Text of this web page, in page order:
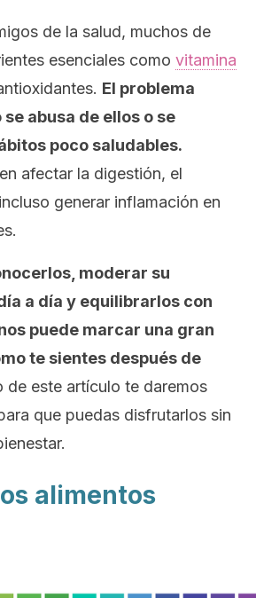
de la salud, muchos de
esenciales como vitamina
El problema
abusa de ellos o se
poco saludables.
afectar la digestión, el
generar inflamación en
moderar su
a día y equilibrarlos con
puede marcar una gran
te sientes después de
de este artículo te daremos
que puedas disfrutarlos sin
alimentos